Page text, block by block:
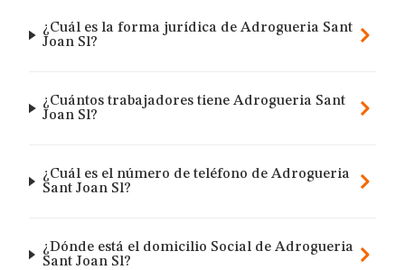
¿Cuál es la forma jurídica de Adrogueria Sant
Joan Sl?
¿Cuántos trabajadores tiene Adrogueria Sant
Joan Sl?
¿Cuál es el número de teléfono de Adrogueria
Sant Joan Sl?
¿Dónde está el domicilio Social de Adrogueria
Sant Joan Sl?